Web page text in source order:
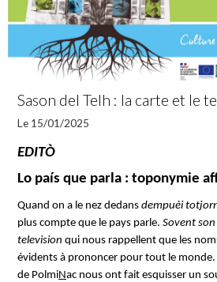
Sason del Telh : la carte et le
Le 15/01/2025
EDITÒ
Lo país que parla : toponymie
Quand on a le nez dedans dempuèi
plus compte que le pays parle. Sovent
television qui nous rappellent que les
évidents à prononcer pour tout le monde.
de PolmiNac nous ont fait esquisser un